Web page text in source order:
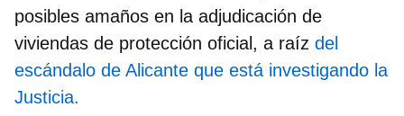
posibles amaños en la adjudicación de
viviendas de protección oficial, a raíz del
escándalo de Alicante que está investigando la
Justicia.